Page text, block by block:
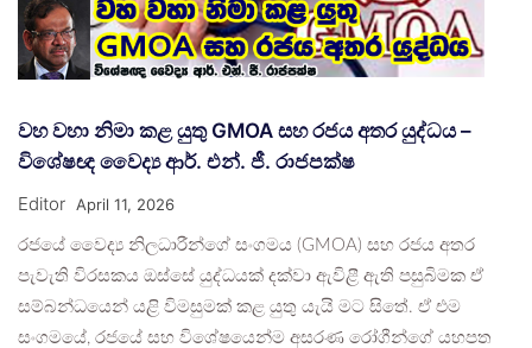
වහ වහා නිමා කළ යුතු GMOA සහ රජය අතර යුද්ධය –
විශේෂඥ වෛද්‍ය ආර්. එන්. ජී. රාජපක්ෂ
Editor April 11, 2026
රජයේ වෛද්‍ය නිලධාරීන්ගේ සංගමය (GMOA) සහ රජය අතර
පැවැති විරසකය ඔස්සේ යුද්ධයක් දක්වා ඇවිළී ඇති පසුබිමක ඒ
සම්බන්ධයෙන් යළි විමසුමක් කළ යුතු යැයි මට සිතේ. ඒ එම
සංගමයේ, රජයේ සහ විශේෂයෙන්ම අසරණ රෝගීන්ගේ යහපත